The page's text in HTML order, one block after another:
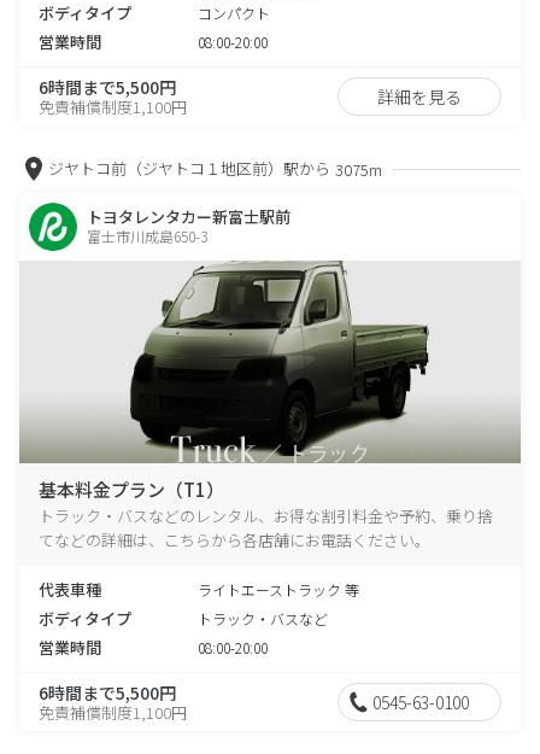
ボディタイプ コンパクト
営業時間 08:00-20:00
6時間まで5,500円
免責補償制度1,100円 詳細を見る
ジヤトコ前（ジヤトコ１地区前）駅から 3075m
トヨタレンタカー新富士駅前
富士市川成島650-3
基本料金プラン（T1）
トラック・バスなどのレンタル、お得な割引料金や予約、乗り捨
てなどの詳細は、こちらから各店舗にお電話ください。
代表車種 ライトエーストラック 等
ボディタイプ トラック・バスなど
営業時間 08:00-20:00
6時間まで5,500円
免責補償制度1,100円 0545-63-0100